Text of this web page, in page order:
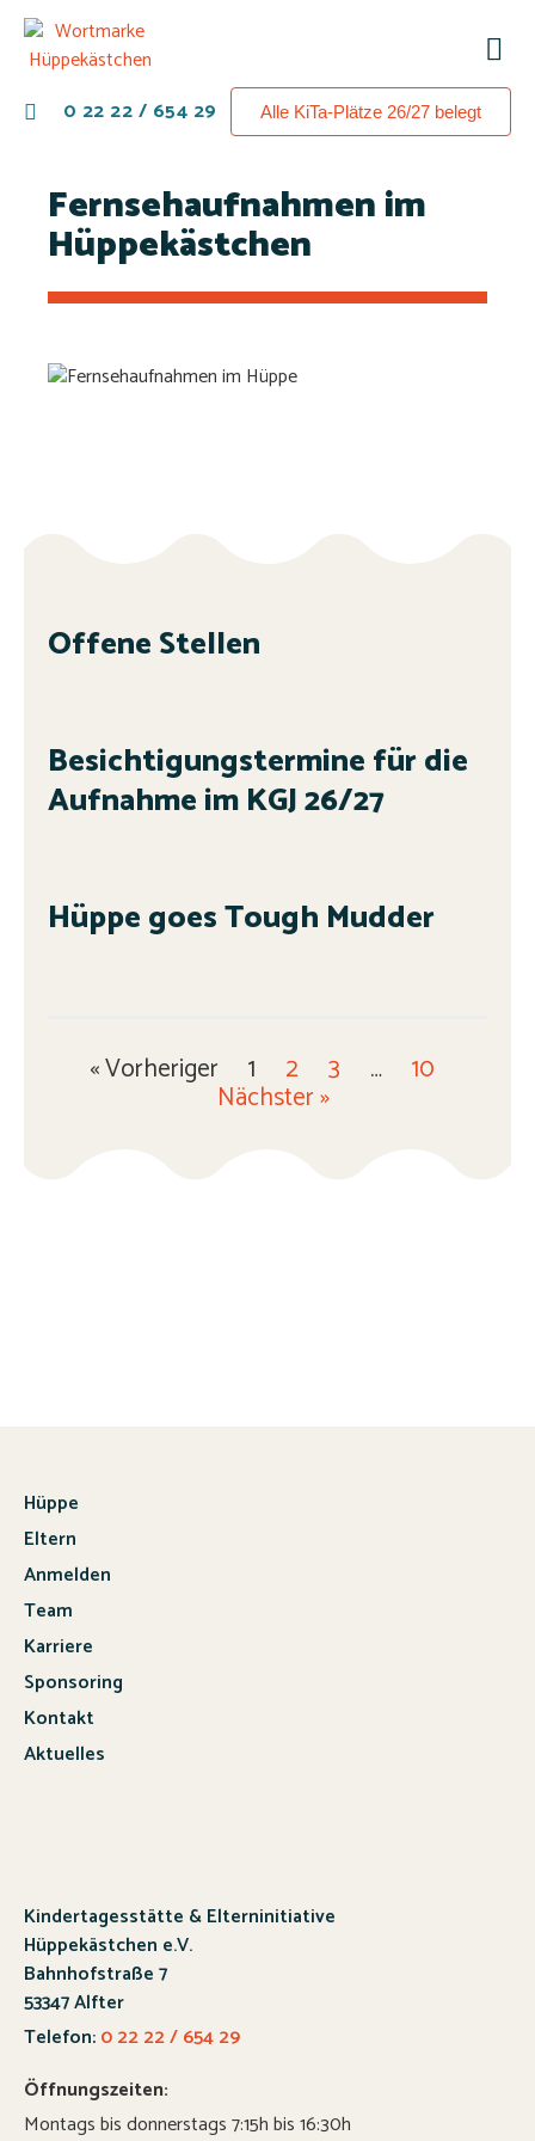
0 22 22 / 654 29 Alle KiTa-Plätze 26/27 belegt
Fernsehaufnahmen im
Hüppekästchen
Offene Stellen
Besichtigungstermine für die
Aufnahme im KGJ 26/27
Hüppe goes Tough Mudder
« Vorheriger 1 2 3 … 10
Nächster »
Hüppe
Eltern
Anmelden
Team
Karriere
Sponsoring
Kontakt
Aktuelles
Kindertagesstätte & Elterninitiative
Hüppekästchen e.V.
Bahnhofstraße 7
53347 Alfter
Telefon:0 22 22 / 654 29
Öffnungszeiten:
Montags bis donnerstags 7:15h bis 16:30h